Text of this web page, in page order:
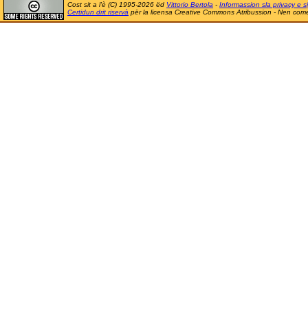
Cost sit a l'è (C) 1995-2026 ëd Vittorio Bertola - Informassion sla privacy e
Certidun drit riservà për la licensa Creative Commons Atribussion - Nen